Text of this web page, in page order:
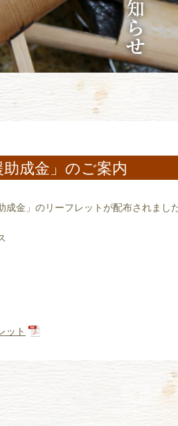
助成金」のご案内
金」のリーフレットが配布されました
ット